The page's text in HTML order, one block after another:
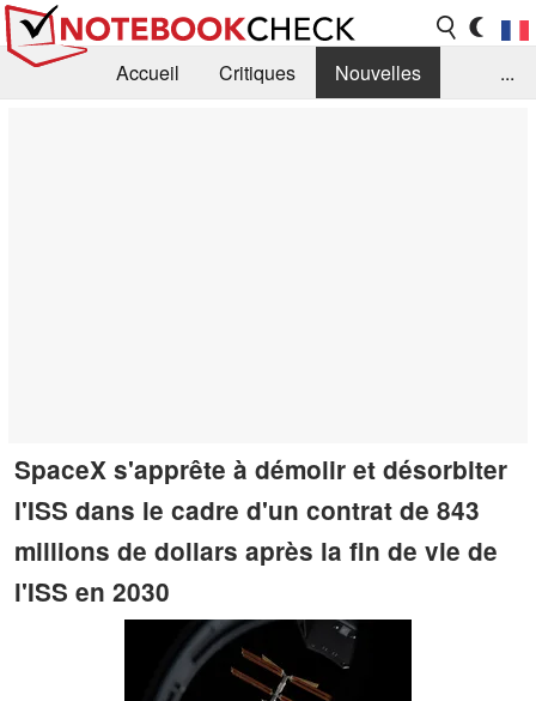
Accueil Critiques
Nouvelles
...
SpaceX s'apprête à démolir et désorbiter
l'ISS dans le cadre d'un contrat de 843
millions de dollars après la fin de vie de
l'ISS en 2030